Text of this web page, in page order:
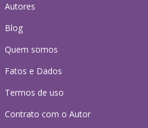
Autores
Blog
Quem somos
Fatos e Dados
Termos de uso
Contrato com o Autor